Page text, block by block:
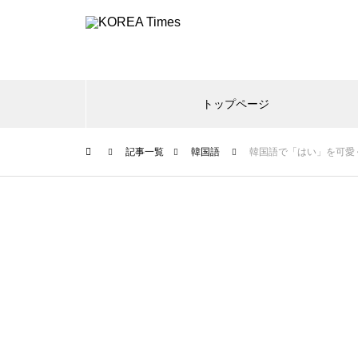
トップページ
記事一覧 韓国語 韓国語で「はい」を可愛